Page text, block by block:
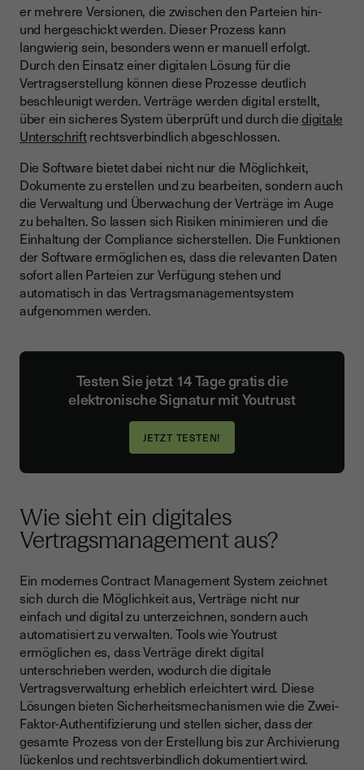
er mehrere Versionen, die zwischen den Parteien hin-
und hergeschickt werden. Dieser Prozess kann
langwierig sein, besonders wenn er manuell erfolgt.
Durch den Einsatz einer digitalen Lösung für die
Vertragserstellung können diese Prozesse deutlich
beschleunigt werden. Verträge werden digital erstellt,
über ein sicheres System überprüft und durch diedigitale
Unterschriftrechtsverbindlich abgeschlossen.
Die Software bietet dabei nicht nur die Möglichkeit,
Dokumente zu erstellen und zu bearbeiten, sondern auch
die Verwaltung und Überwachung der Verträge im Auge
zu behalten. So lassen sich Risiken minimieren und die
Einhaltung der Compliance sicherstellen. Die Funktionen
der Software ermöglichen es, dass die relevanten Daten
sofort allen Parteien zur Verfügung stehen und
automatisch in das Vertragsmanagementsystem
aufgenommen werden.
Testen Sie jetzt 14 Tage gratis die
elektronische Signatur mit Youtrust
Wie sieht ein digitales
Vertragsmanagement aus?
Ein modernes Contract Management System zeichnet
sich durch die Möglichkeit aus, Verträge nicht nur
einfach und digital zu unterzeichnen, sondern auch
automatisiert zu verwalten. Tools wie Youtrust
ermöglichen es, dass Verträge direkt digital
unterschrieben werden, wodurch die digitale
Vertragsverwaltung erheblich erleichtert wird. Diese
Lösungen bieten Sicherheitsmechanismen wie die Zwei-
Faktor-Authentifizierung und stellen sicher, dass der
gesamte Prozess von der Erstellung bis zur Archivierung
lückenlos und rechtsverbindlich dokumentiert wird.